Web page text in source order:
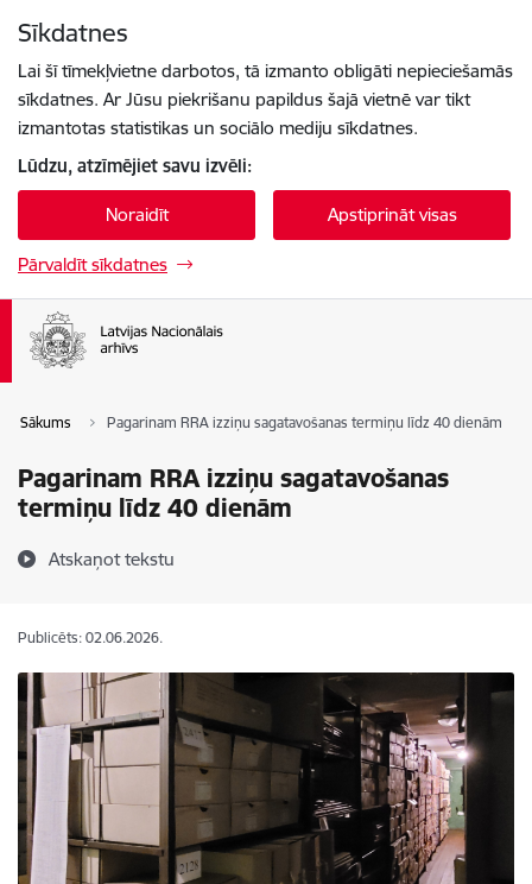
Sīkdatnes
Lai šī tīmekļvietne darbotos, tā izmanto obligāti nepieciešamās
sīkdatnes. Ar Jūsu piekrišanu papildus šajā vietnē var tikt
izmantotas statistikas un sociālo mediju sīkdatnes.
Lūdzu, atzīmējiet savu izvēli:
Noraidīt Apstiprināt visas
Pārvaldīt sīkdatnes
Sākums Pagarinam RRA izziņu sagatavošanas termiņu līdz 40 dienām
Pagarinam RRA izziņu sagatavošanas
termiņu līdz 40 dienām
Atskaņot tekstu
Publicēts: 02.06.2026.